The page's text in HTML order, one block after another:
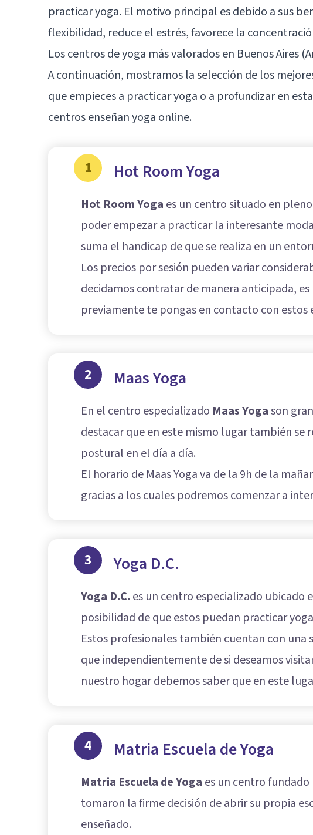
practicar yoga. El motivo principal es debido a sus
flexibilidad, reduce el estrés, favorece la
Los centros de yoga más valorados en Buenos Aires
A continuación, mostramos la selección de los
que empieces a practicar yoga o a profundizar en
centros enseñan yoga online.
1 Hot Room Yoga
Hot Room Yoga es un centro situado en
poder empezar a practicar la interesante
suma el handicap de que se realiza en un
Los precios por sesión pueden variar
decidamos contratar de manera anticipada,
previamente te pongas en contacto con
2 Maas Yoga
En el centro especializado Maas Yogason
destacar que en este mismo lugar también
postural en el día a día.
El horario de Maas Yoga va de la 9h de la
gracias a los cuales podremos comenzar a
3 Yoga D.C.
Yoga D.C. es un centro especializado ubicado
posibilidad de que estos puedan practicar
Estos profesionales también cuentan con una
que independientemente de si deseamos
nuestro hogar debemos saber que en este
4 Matria Escuela de Yoga
Matria Escuela de Yoga es un centro
tomaron la firme decisión de abrir su propia
enseñado.